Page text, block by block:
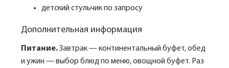
детский стульчик по запросу
Дополнительная информация
Питание.Завтрак — континентальный буфет, обед
и ужин — выбор блюд по меню, овощной буфет. Раз